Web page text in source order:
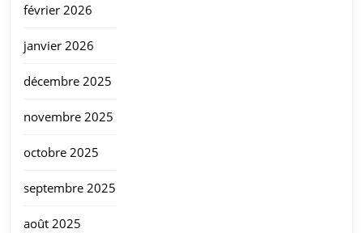
février 2026
janvier 2026
décembre 2025
novembre 2025
octobre 2025
septembre 2025
août 2025